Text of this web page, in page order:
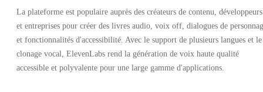
La plateforme est populaire auprès des créateurs de contenu, développeurs
et entreprises pour créer des livres audio, voix off, dialogues de
et fonctionnalités d'accessibilité. Avec le support de plusieurs langues et le
clonage vocal, ElevenLabs rend la génération de voix haute qualité
accessible et polyvalente pour une large gamme d'applications.